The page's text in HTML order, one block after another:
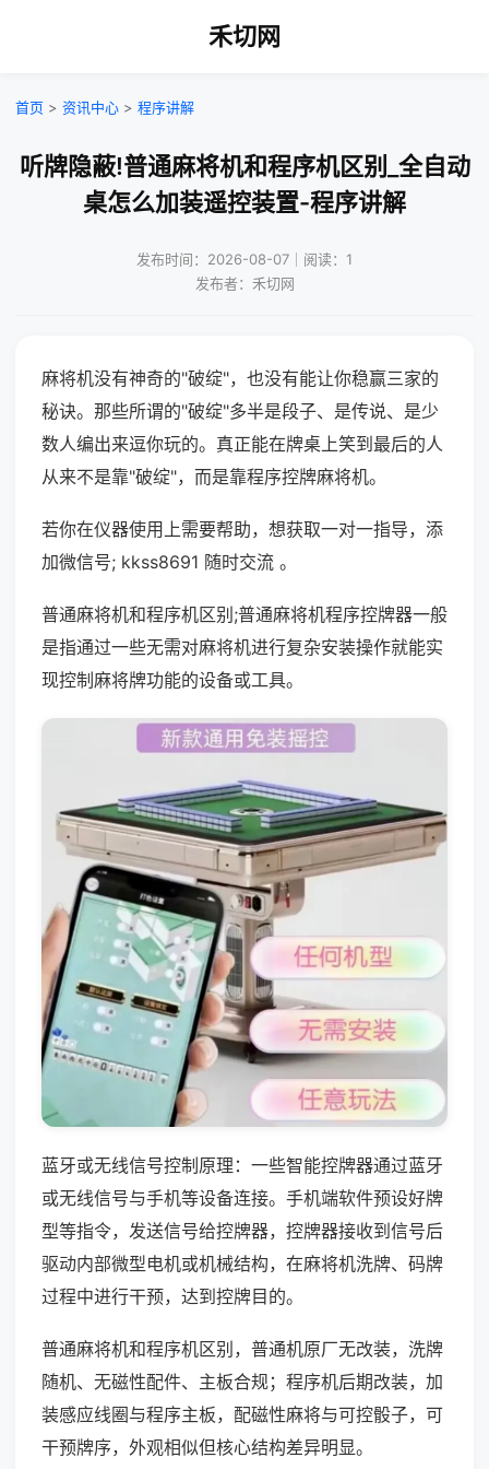
禾切网
首页 > 资讯中心 > 程序讲解
听牌隐蔽!普通麻将机和程序机区别_全自动
桌怎么加装遥控装置-程序讲解
发布时间：2026-08-07｜阅读：1
发布者：禾切网
麻将机没有神奇的"破绽"，也没有能让你稳赢三家的
秘诀。那些所谓的"破绽"多半是段子、是传说、是少
数人编出来逗你玩的。真正能在牌桌上笑到最后的人
从来不是靠"破绽"，而是靠程序控牌麻将机。
若你在仪器使用上需要帮助，想获取一对一指导，添
加微信号; kkss8691 随时交流 。
普通麻将机和程序机区别;普通麻将机程序控牌器一般
是指通过一些无需对麻将机进行复杂安装操作就能实
现控制麻将牌功能的设备或工具。
蓝牙或无线信号控制原理：一些智能控牌器通过蓝牙
或无线信号与手机等设备连接。手机端软件预设好牌
型等指令，发送信号给控牌器，控牌器接收到信号后
驱动内部微型电机或机械结构，在麻将机洗牌、码牌
过程中进行干预，达到控牌目的。
普通麻将机和程序机区别，普通机原厂无改装，洗牌
随机、无磁性配件、主板合规；程序机后期改装，加
装感应线圈与程序主板，配磁性麻将与可控骰子，可
干预牌序，外观相似但核心结构差异明显。